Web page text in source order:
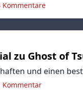
Kommentare
zu Ghost of
und einen
Kommentar